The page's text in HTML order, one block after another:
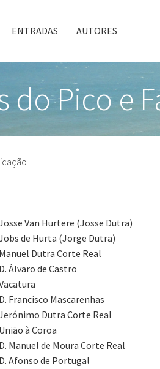
ENTRADAS AUTORES
do Pico e
Van Hurtere (Josse Dutra)
de Hurta (Jorge Dutra)
Dutra Corte Real
Álvaro de Castro
Francisco Mascarenhas
Dutra Corte Real
à Coroa
Manuel de Moura Corte Real
Afonso de Portugal